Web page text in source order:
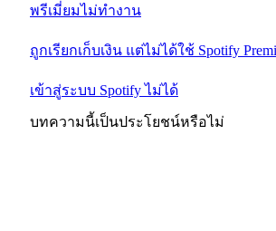
พรีเมี่ยมไม่ทำงาน
ถูกเรียกเก็บเงิน แต่ไม่ได้ใช้ Spotify
เข้าสู่ระบบ Spotify ไม่ได้
บทความนี้เป็นประโยชน์หรือไม่